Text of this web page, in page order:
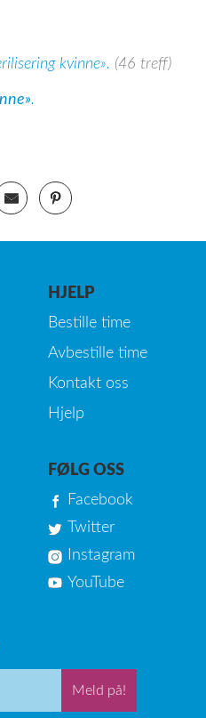
kvinne». (46 treff)
.
HJELP
Bestille time
Avbestille time
Kontakt oss
Hjelp
FØLG OSS
Facebook
Twitter
Instagram
YouTube
Meld på!